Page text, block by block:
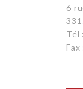
6
Tél
Fax